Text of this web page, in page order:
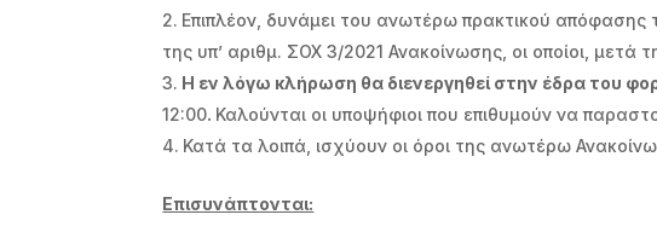
Επιπλέον, δυνάμει του ανωτέρω πρακτικού
της υπ’ αριθμ. ΣΟΧ 3/2021 Ανακοίνωσης, οι οποίοι,
Η εν λόγω κλήρωση θα διενεργηθεί στην έδρα του
12:00. Καλούνται οι υποψήφιοι που επιθυμούν να
Κατά τα λοιπά, ισχύουν οι όροι της ανωτέρω
Επισυνάπτονται: